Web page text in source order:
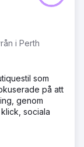
i Perth
som
på att
genom
sociala